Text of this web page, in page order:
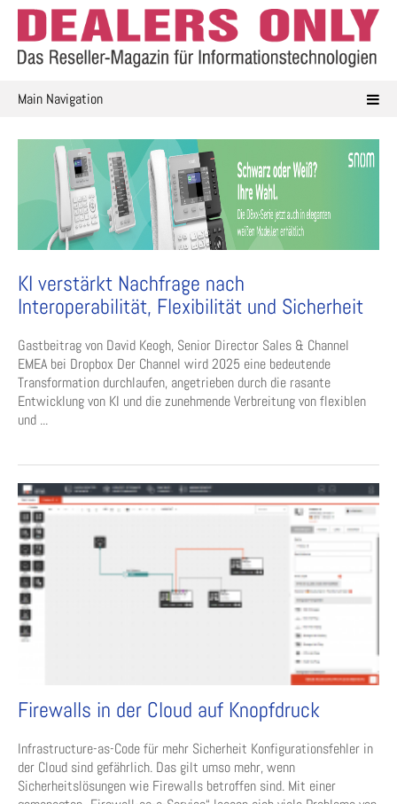
Skip
content
Main Navigation
KI verstärkt Nachfrage nach
Interoperabilität, Flexibilität und Sicherheit
Gastbeitrag von David Keogh, Senior Director Sales & Channel
EMEA bei Dropbox Der Channel wird 2025 eine bedeutende
Transformation durchlaufen, angetrieben durch die rasante
Entwicklung von KI und die zunehmende Verbreitung von flexiblen
und ...
Firewalls in der Cloud auf Knopfdruck
Infrastructure-as-Code für mehr Sicherheit Konfigurationsfehler in
der Cloud sind gefährlich. Das gilt umso mehr, wenn
Sicherheitslösungen wie Firewalls betroffen sind. Mit einer